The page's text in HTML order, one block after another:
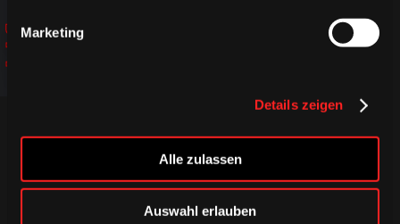
Marketing
Details zeigen
Alle zulassen
Auswahl erlauben
JETZT
JETZT
ENTDECKEN!
JETZT